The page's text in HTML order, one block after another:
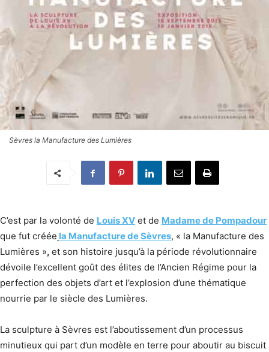
Sèvres la Manufacture des Lumières
C’est par la volonté de Louis XV et de Madame de Pompadour
que fut créée la Manufacture de Sèvres, « la Manufacture des
Lumières », et son histoire jusqu’à la période révolutionnaire
dévoile l’excellent goût des élites de l’Ancien Régime pour la
perfection des objets d’art et l’explosion d’une thématique
nourrie par le siècle des Lumières.
La sculpture à Sèvres est l’aboutissement d’un processus
minutieux qui part d’un modèle en terre pour aboutir au biscuit